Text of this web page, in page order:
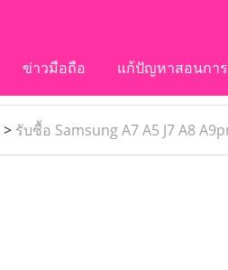
ข่าวมือถือ แก้ปัญหาสอนกา
> รับซื้อ Samsung A7 A5 J7 A8